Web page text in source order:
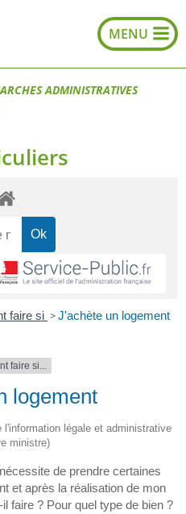
ADMINISTRATIVES
faire si >J'achète un logement
faire si...
logement
légale et administrative
ministre)
de prendre certaines
et après la réalisation de mon
faire ? Pour quel type de bien ?